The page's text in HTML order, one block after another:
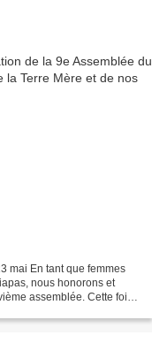
mai En tant que femmes
nous honorons et
assemblée. Cette fois-